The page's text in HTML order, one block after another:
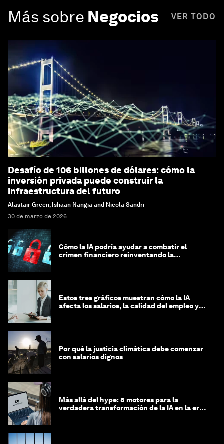
Más sobre Negocios VER TODO
Desafío de 106 billones de dólares: cómo la
inversión privada puede construir la
infraestructura del futuro
Alastair Green, Ishaan Nangia and Nicola Sandri
30 de marzo de 2026
Cómo la IA podría ayudar a combatir el
crimen financiero reinventando la
Estos tres gráficos muestran cómo la IA
afecta los salarios, la calidad del empleo y
Por qué la justicia climática debe comenzar
con salarios dignos
Más allá del hype: 8 motores para la
verdadera transformación de la IA en la era